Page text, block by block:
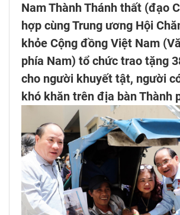
Nam Thành Thánh thất (đạo
hợp cùng Trung ương Hội
khỏe Cộng đồng Việt Nam
phía Nam) tổ chức trao tặng
cho người khuyết tật, người
khó khăn trên địa bàn Thành